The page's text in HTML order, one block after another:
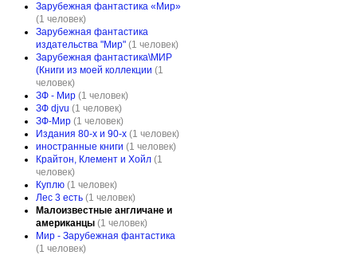
Зарубежная фантастика «Мир»
(1 человек)
Зарубежная фантастика
издательства "Мир" (1 человек)
Зарубежная фантастика\МИР
(Книги из моей коллекции (1
человек)
ЗФ - Мир (1 человек)
ЗФ djvu (1 человек)
ЗФ-Мир (1 человек)
Издания 80-х и 90-х (1 человек)
иностранные книги (1 человек)
Крайтон, Клемент и Хойл (1
человек)
Куплю (1 человек)
Лес 3 есть (1 человек)
Малоизвестные англичане и
американцы (1 человек)
Мир - Зарубежная фантастика
(1 человек)